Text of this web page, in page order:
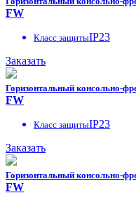
FW
Класс защитыIP23
Заказать
Горизонтальный консольно-
FW
Класс защитыIP23
Заказать
Горизонтальный консольно-
FW